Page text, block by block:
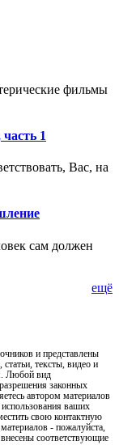
фильмы
1
Вас, на
сам должен
ещё
и представлены
тексты, видео и
Любой вид
законных
автором материалов
ваших
свою контактную
- пожалуйста,
соответствующие